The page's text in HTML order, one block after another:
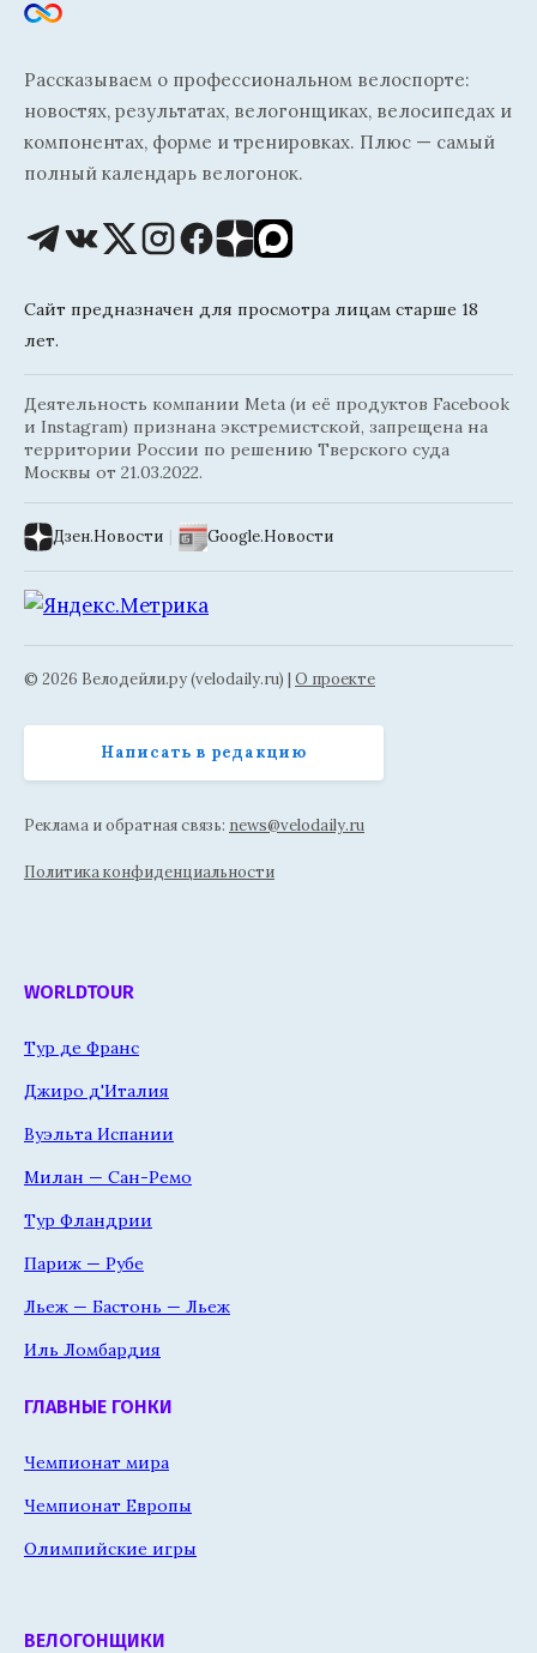
Рассказываем о профессиональном велоспорте:
новостях, результатах, велогонщиках, велосипедах и
компонентах, форме и тренировках. Плюс — самый
полный календарь велогонок.
Сайт предназначен для просмотра лицам старше 18
лет.
Деятельность компании Meta (и её продуктов Facebook
и Instagram) признана экстремистской, запрещена на
территории России по решению Тверского суда
Москвы от 21.03.2022.
Дзен.Новости | Google.Новости
© 2026 Велодейли.ру (velodaily.ru) | О проекте
Написать в редакцию
Реклама и обратная связь: news@velodaily.ru
Политика конфиденциальности
WORLDTOUR
Тур де Франс
Джиро д'Италия
Вуэльта Испании
Милан — Сан-Ремо
Тур Фландрии
Париж — Рубе
Льеж — Бастонь — Льеж
Иль Ломбардия
ГЛАВНЫЕ ГОНКИ
Чемпионат мира
Чемпионат Европы
Олимпийские игры
ВЕЛОГОНЩИКИ